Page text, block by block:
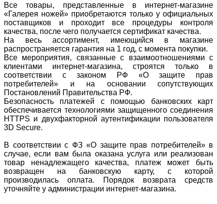
Все товары, представленные в интернет-магазине
«Галерея ножей» приобретаются только у официальных
поставщиков и проходит все процедуры контроля
качества, после чего получается сертификат качества.
На весь ассортимент, имеющийся в магазине
распространяется гарантия на 1 год, с момента покупки.
Все мероприятия, связанные с взаимоотношениями с
клиентами интернет-магазина, строятся только в
соответствии с законом РФ «О защите прав
потребителей» и на основании сопутствующих
Постановлений Правительства РФ.
Безопасность платежей с помощью банковских карт
обеспечивается технологиями защищенного соединения
HTTPS и двухфакторной аутентификации пользователя
3D Secure.
В соответствии с ФЗ «О защите прав потребителей» в
случае, если вам была оказана услуга или реализован
товар ненадлежащего качества, платеж может быть
возвращен на банковскую карту, с которой
производилась оплата. Порядок возврата средств
уточняйте у администрации интернет-магазина.